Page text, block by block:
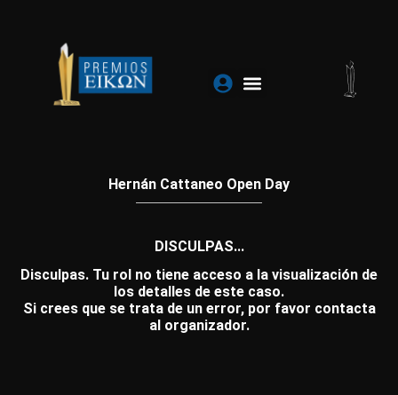
contenido
Hernán Cattaneo Open Day
DISCULPAS...
Disculpas. Tu rol no tiene acceso a la visualización de
los detalles de este caso.
Si crees que se trata de un error, por favor contacta
al organizador.